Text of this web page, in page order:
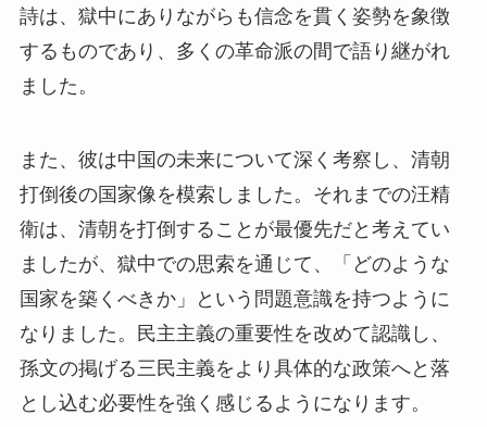
詩は、獄中にありながらも信念を貫く姿勢を象徴
するものであり、多くの革命派の間で語り継がれ
ました。
また、彼は中国の未来について深く考察し、清朝
打倒後の国家像を模索しました。それまでの汪精
衛は、清朝を打倒することが最優先だと考えてい
ましたが、獄中での思索を通じて、「どのような
国家を築くべきか」という問題意識を持つように
なりました。民主主義の重要性を改めて認識し、
孫文の掲げる三民主義をより具体的な政策へと落
とし込む必要性を強く感じるようになります。